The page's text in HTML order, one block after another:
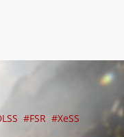
#FSR #XeSS